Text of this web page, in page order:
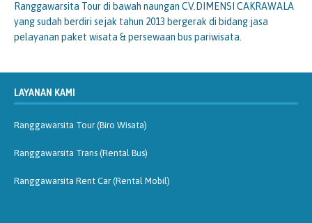
Ranggawarsita Tour di bawah naungan CV.DIMENSI CAKRAWALA
yang sudah berdiri sejak tahun 2013 bergerak di bidang jasa
pelayanan paket wisata & persewaan bus pariwisata.
LAYANAN KAMI
Ranggawarsita Tour (Biro Wisata)
Ranggawarsita Trans (Rental Bus)
Ranggawarsita Rent Car (Rental Mobil)